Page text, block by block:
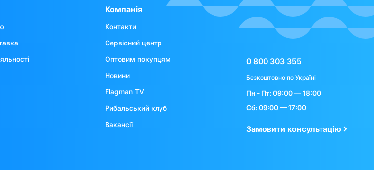
Компанія
Контакти
Сервісний центр
Оптовим покупцям
Новини
Flagman TV
Рибальський клуб
Вакансії
0 800 303 355
Безкоштовно по Україні
Пн - Пт: 09:00 — 18:00
Сб: 09:00 — 17:00
Замовити консультацію